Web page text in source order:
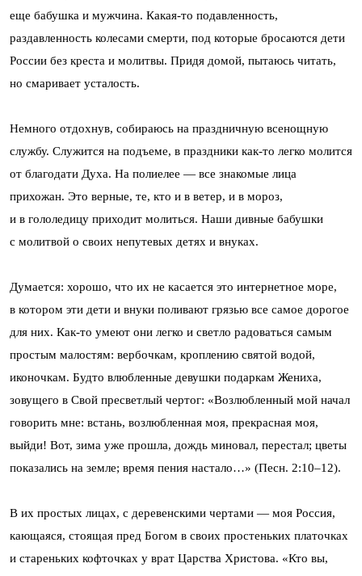
еще бабушка и мужчина. Какая-то подавленность,
раздавленность колесами смерти, под которые бросаются дети
России без креста и молитвы. Придя домой, пытаюсь читать,
но смаривает усталость.
Немного отдохнув, собираюсь на праздничную всенощную
службу. Служится на подъеме, в праздники как-то легко молится
от благодати Духа. На полиелее — все знакомые лица
прихожан. Это верные, те, кто и в ветер, и в мороз,
и в гололедицу приходит молиться. Наши дивные бабушки
с молитвой о своих непутевых детях и внуках.
Думается: хорошо, что их не касается это интернетное море,
в котором эти дети и внуки поливают грязью все самое дорогое
для них. Как-то умеют они легко и светло радоваться самым
простым малостям: вербочкам, кроплению святой водой,
иконочкам. Будто влюбленные девушки подаркам Жениха,
зовущего в Свой пресветлый чертог: «Возлюбленный мой начал
говорить мне: встань, возлюбленная моя, прекрасная моя,
выйди! Вот, зима уже прошла, дождь миновал, перестал; цветы
показались на земле; время пения настало…» (Песн. 2:10–12).
В их простых лицах, с деревенскими чертами — моя Россия,
кающаяся, стоящая пред Богом в своих простеньких платочках
и стареньких кофточках у врат Царства Христова. «Кто вы,